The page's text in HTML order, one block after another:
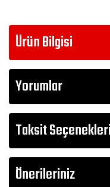
Ürün Bilgisi
Yorumlar
Taksit
Önerileriniz